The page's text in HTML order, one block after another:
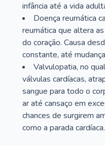
infância até a vida
Doença reumática
reumática que altera
do coração. Causa
constante, até
Valvulopatia, no
válvulas cardíacas,
sangue para todo o
ar até cansaço em
chances de surgirem
como a parada cardíaca.